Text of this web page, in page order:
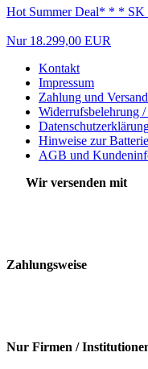
Hot Summer Deal* * * SK
Nur 18.299,00 EUR
Kontakt
Impressum
Zahlung und Versand
Widerrufsbelehrung
Hinweise zur
AGB und
Wir versenden mit
Zahlungsweise
Nur Firmen /